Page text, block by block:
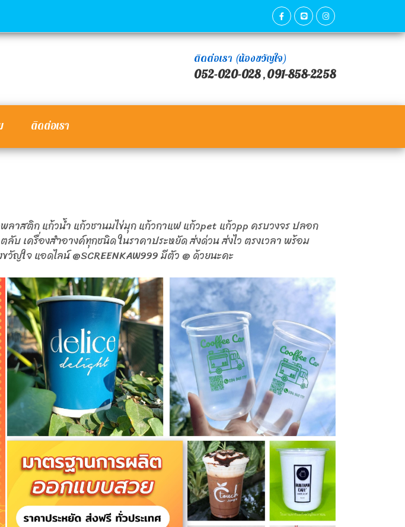
ติดต่อเรา (น้องขวัญใจ)
052-020-028,091-858-2258
ติดต่อเรา
ลาสติก แก้วน้ำ แก้วชานมไข่มุก แก้วกาแฟ แก้วpet แก้วpp ครบวงจร ปลอก
บ เครื่องสำอางค์ทุกชนิด ในราคาประหยัด ส่งด่วน ส่งไว ตรงเวลา พร้อม
ใจ แอดไลน์ @SCREENKAW999 มีตัว @ ด้วยนะคะ